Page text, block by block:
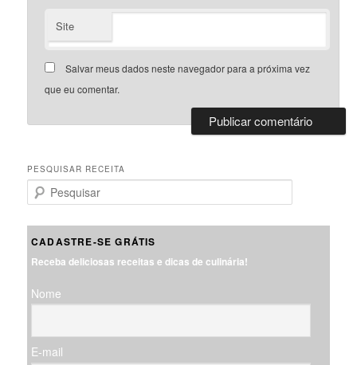
Site
Salvar meus dados neste navegador para a próxima vez
que eu comentar.
PESQUISAR RECEITA
e
u
a
CADASTRE-SE GRÁTIS
Receba deliciosas receitas e dicas de culinária!
Nome
E-mail